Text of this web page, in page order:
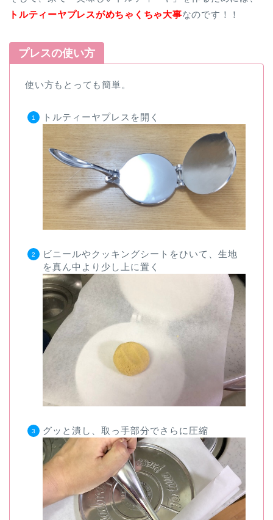
トルティーヤプレスがめちゃくちゃ大事なのです！！
プレスの使い方
使い方もとっても簡単。
トルティーヤプレスを開く
ビニールやクッキングシートをひいて、生地
を真ん中より少し上に置く
グッと潰し、取っ手部分でさらに圧縮